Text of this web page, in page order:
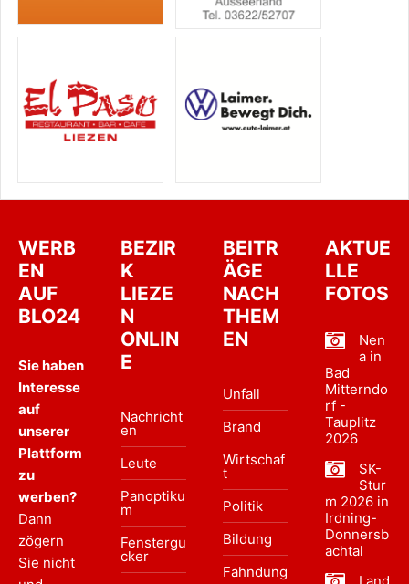
WERB
EN
AUF
BLO24
Sie haben
Interesse
auf
unserer
Plattform
zu
werben?
Dann
zögern
Sie nicht
BEZIR
K
LIEZE
N
ONLIN
E
Nachricht
en
Leute
Panoptiku
m
Fenstergu
cker
BEITR
ÄGE
NACH
THEM
EN
Unfall
Brand
Wirtschaf
t
Politik
Bildung
Fahndung
AKTUE
LLE
FOTOS
Nen
a in
Bad
Mitterndo
rf -
Tauplitz
2026
SK-
Stur
m 2026 in
Irdning-
Donnersb
achtal